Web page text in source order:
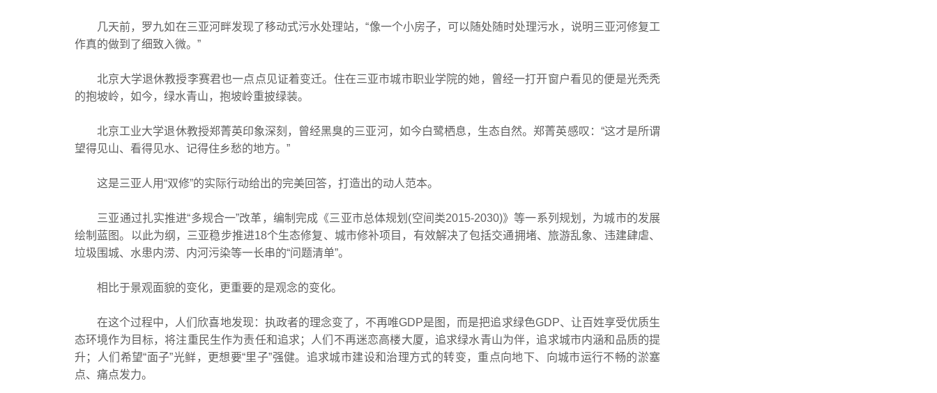
几天前，罗九如在三亚河畔发现了移动式污水处理站，“像一个小房子，可以随处随时处理污水，说明三亚河修复工
作真的做到了细致入微。”
北京大学退休教授李赛君也一点点见证着变迁。住在三亚市城市职业学院的她，曾经一打开窗户看见的便是光秃秃
的抱坡岭，如今，绿水青山，抱坡岭重披绿装。
北京工业大学退休教授郑菁英印象深刻，曾经黑臭的三亚河，如今白鹭栖息，生态自然。郑菁英感叹：“这才是所谓
望得见山、看得见水、记得住乡愁的地方。”
这是三亚人用“双修”的实际行动给出的完美回答，打造出的动人范本。
三亚通过扎实推进“多规合一”改革，编制完成《三亚市总体规划(空间类2015-2030)》等一系列规划，为城市的发展
绘制蓝图。以此为纲，三亚稳步推进18个生态修复、城市修补项目，有效解决了包括交通拥堵、旅游乱象、违建肆虐、
垃圾围城、水患内涝、内河污染等一长串的“问题清单”。
相比于景观面貌的变化，更重要的是观念的变化。
在这个过程中，人们欣喜地发现：执政者的理念变了，不再唯GDP是图，而是把追求绿色GDP、让百姓享受优质生
态环境作为目标，将注重民生作为责任和追求；人们不再迷恋高楼大厦，追求绿水青山为伴，追求城市内涵和品质的提
升；人们希望“面子”光鲜，更想要“里子”强健。追求城市建设和治理方式的转变，重点向地下、向城市运行不畅的淤塞
点、痛点发力。